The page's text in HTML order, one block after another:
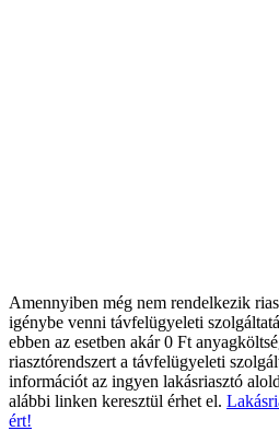
Amennyiben még nem rendelkezik
igénybe venni távfelügyeleti
ebben az esetben akár 0 Ft
riasztórendszert a távfelügyeleti
információt az ingyen lakásriasztó
alábbi linken keresztül érhet el.
ért!